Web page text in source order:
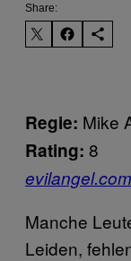
Share:
Regie: Mike
Rating: 8
evilangel.com
Manche
Leiden,